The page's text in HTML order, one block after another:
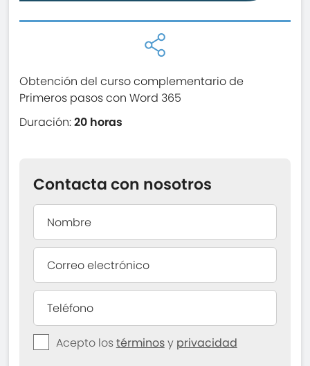
Obtención del curso complementario de
Primeros pasos con Word 365
Duración:20 horas
Contacta con nosotros
Acepto lostérminosy privacidad